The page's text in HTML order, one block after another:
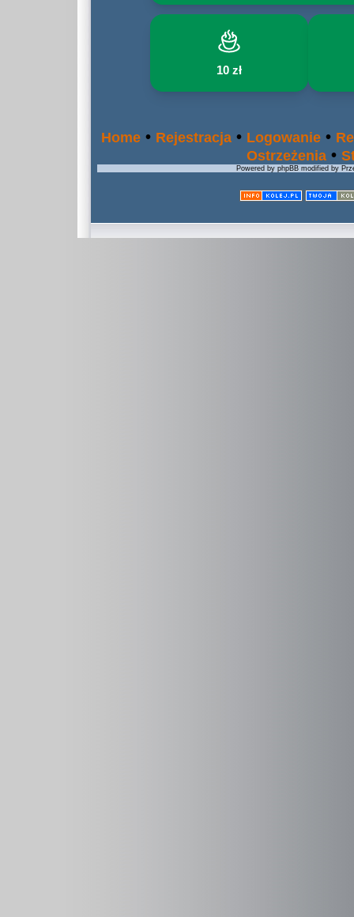
10 zł
Home • Rejestracja • Logowanie •
Ostrzeżenia •
Powered by phpBB modified by